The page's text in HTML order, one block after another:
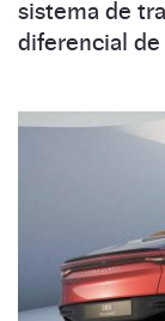
sistema de
diferencial